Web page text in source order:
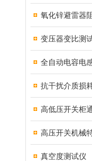
氧化锌避雷器
变压器变比测
全自动电容电
抗干扰介质损
高低压开关柜
高压开关机械
真空度测试仪